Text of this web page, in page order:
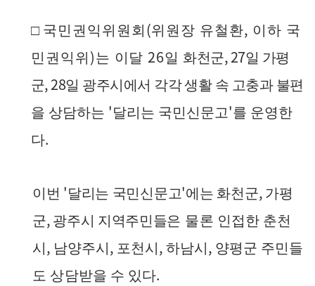
□ 국민권익위원회 (위원장 유철환, 이하 국
민권익위 )는 이달26일 화천군, 27일 가평
군, 28일 광주시에서 각각 생활 속 고충과 불편
을 상담하는 '달리는 국민신문고'를 운영한
다.
이번 '달리는 국민신문고'에는 화천군, 가평
군, 광주시 지역주민들은 물론 인접한 춘천
시 , 남양주시 , 포천시 , 하남시 , 양평군 주민들
도 상담받을 수 있다.